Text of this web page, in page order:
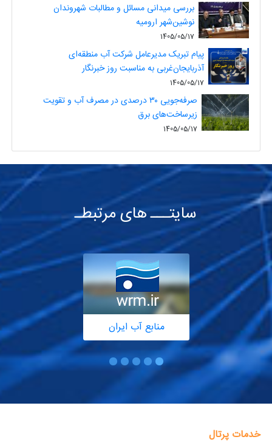
بررسی میدانی مسائل و مطالبات شهروندان
نوشین‌شهر ارومیه
1405/05/17
پیام تبریک مدیرعامل شرکت آب منطقه‌ای
آذربایجان‌غربی به مناسبت روز خبرنگار
1405/05/17
صرفه‌جویی ۳۰ درصدی در مصرف آب و تقویت
زیرساخت‌های برق
1405/05/17
سایتـــ های مرتبطـ
منابع آب ایران
خدمات پرتال